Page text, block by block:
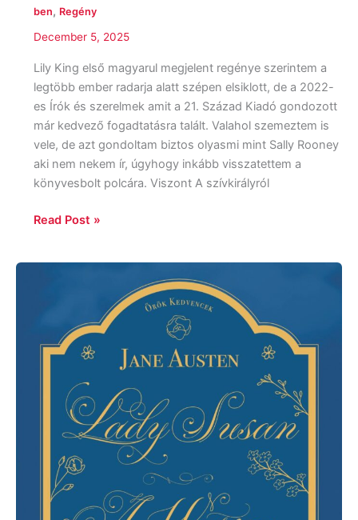
ben, Regény
December 5, 2025
Lily King első magyarul megjelent regénye szerintem a
legtöbb ember radarja alatt szépen elsiklott, de a 2022-
es Írók ​és szerelmek amit a 21. Század Kiadó gondozott
már kedvező fogadtatásra talált. Valahol szemeztem is
vele, de azt gondoltam biztos olyasmi mint Sally Rooney
aki nem nekem ír, úgyhogy inkább visszatettem a
könyvesbolt polcára. Viszont A szívkirályról
Read Post »
Watson
család
Sanditon